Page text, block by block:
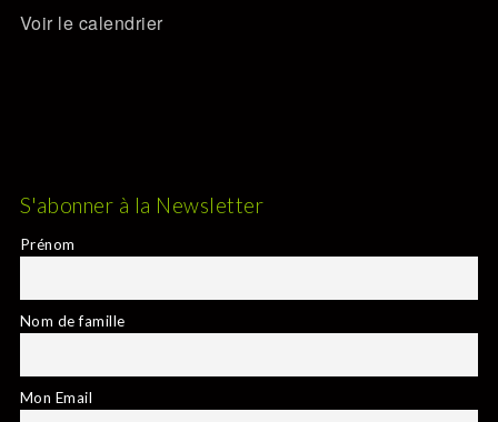
Voir le calendrier
S'abonner à la Newsletter
Prénom
Nom de famille
Mon Email